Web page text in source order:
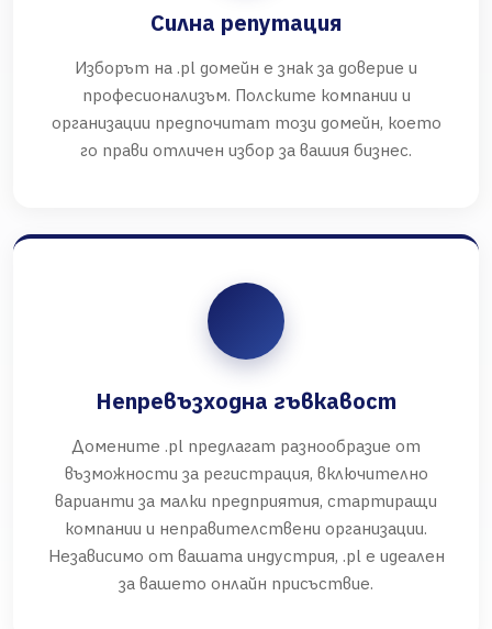
Силна репутация
Изборът на .pl домейн е знак за доверие и
професионализъм. Полските компании и
организации предпочитат този домейн, което
го прави отличен избор за вашия бизнес.
Непревъзходна гъвкавост
Домените .pl предлагат разнообразие от
възможности за регистрация, включително
варианти за малки предприятия, стартиращи
компании и неправителствени организации.
Независимо от вашата индустрия, .pl е идеален
за вашето онлайн присъствие.